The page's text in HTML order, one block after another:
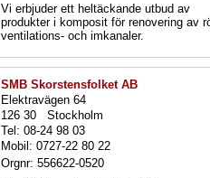
Vi erbjuder ett heltäckande utbud av
produkter i komposit för renovering av
ventilations- och imkanaler.
SMB Skorstensfolket AB
Elektravägen 64
126 30 Stockholm
Tel: 08-24 98 03
Mobil: 0727-22 80 22
Orgnr: 556622-0520